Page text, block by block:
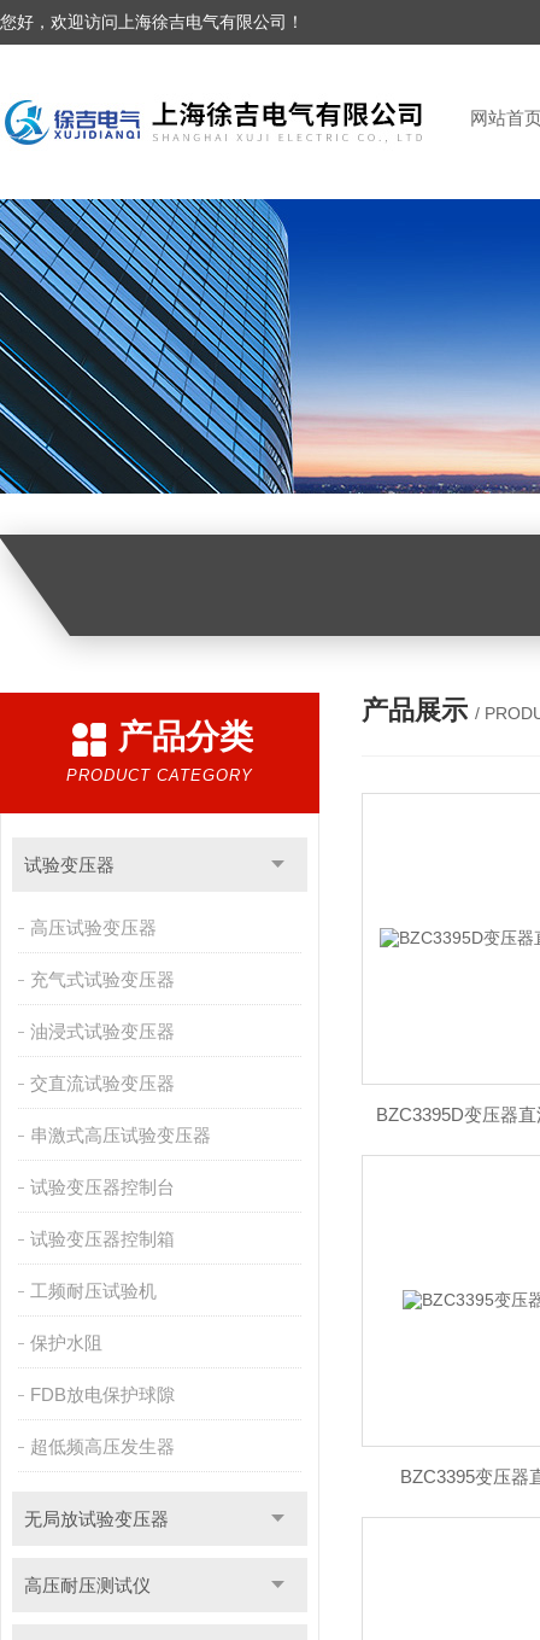
您好，欢迎访问上海徐吉电气有限公司！
网站首
产品分类
PRODUCT CATEGORY
试验变压器
高压试验变压器
充气式试验变压器
油浸式试验变压器
交直流试验变压器
串激式高压试验变压器
试验变压器控制台
试验变压器控制箱
工频耐压试验机
保护水阻
FDB放电保护球隙
超低频高压发生器
无局放试验变压器
高压耐压测试仪
产品展示 /
BZC3395D变压器
BZC3395变压器